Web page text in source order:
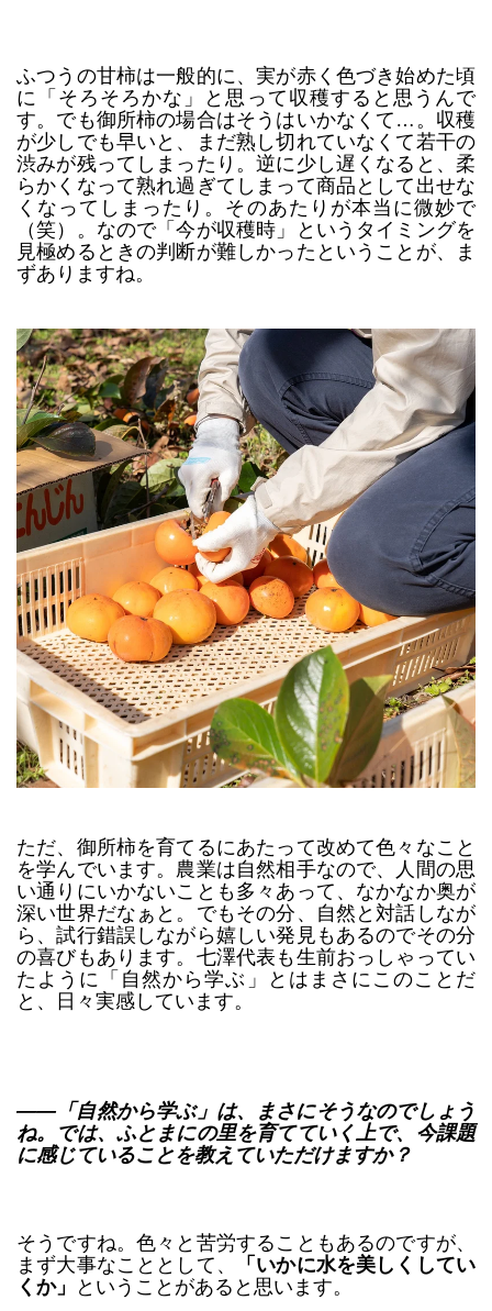
ふつうの甘柿は一般的に、実が赤く色づき始めた頃
に「そろそろかな」と思って収穫すると思うんで
す。でも御所柿の場合はそうはいかなくて…。収穫
が少しでも早いと、まだ熟し切れていなくて若干の
渋みが残ってしまったり。逆に少し遅くなると、柔
らかくなって熟れ過ぎてしまって商品として出せな
くなってしまったり。そのあたりが本当に微妙で
（笑）。なので「今が収穫時」というタイミングを
見極めるときの判断が難しかったということが、ま
ずありますね。
ただ、御所柿を育てるにあたって改めて色々なこと
を学んでいます。農業は自然相手なので、人間の思
い通りにいかないことも多々あって、なかなか奥が
深い世界だなぁと。でもその分、自然と対話しなが
ら、試行錯誤しながら嬉しい発見もあるのでその分
の喜びもあります。七澤代表も生前おっしゃってい
たように「自然から学ぶ」とはまさにこのことだ
と、日々実感しています。
――「自然から学ぶ」は、まさにそうなのでしょう
ね。では、ふとまにの里を育てていく上で、今課題
に感じていることを教えていただけますか？
そうですね。色々と苦労することもあるのですが、
まず大事なこととして、
「いかに水を美しくしてい
くか」
ということがあると思います。